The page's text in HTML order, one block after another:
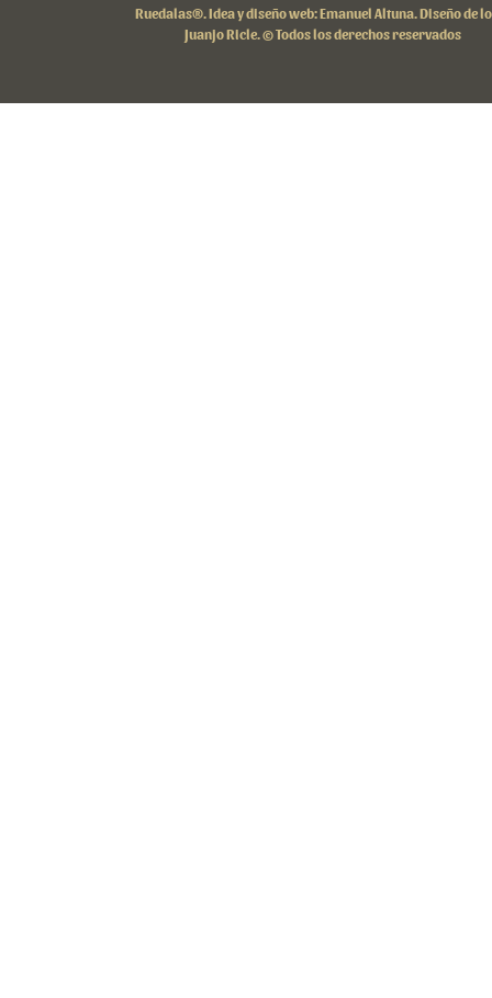
Ruedalas®. Idea y diseño web: Emanuel Altuna. Diseño de
Juanjo Ricle. © Todos los derechos reservados